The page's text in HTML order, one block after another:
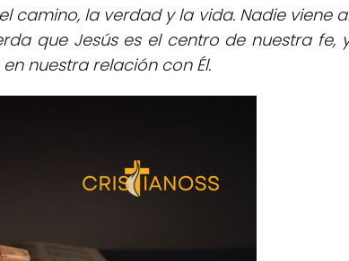
camino, la verdad y la vida. Nadie viene
que Jesús es el centro de nuestra fe,
nuestra relación con Él.